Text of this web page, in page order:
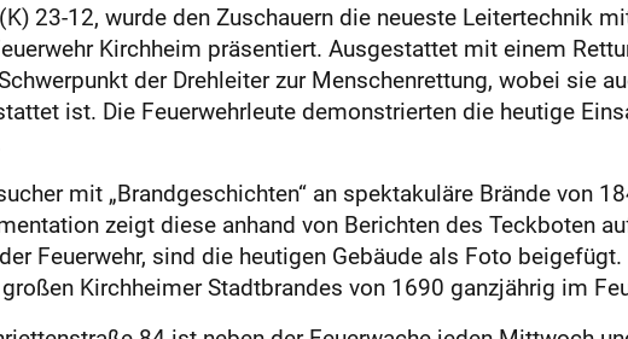
23-12, wurde den Zuschauern die neueste Leitertechnik
Kirchheim präsentiert. Ausgestattet mit einem
der Drehleiter zur Menschenrettung, wobei sie
ist. Die Feuerwehrleute demonstrierten die heutige
mit „Brandgeschichten“ an spektakuläre Brände von
zeigt diese anhand von Berichten des Teckboten
Feuerwehr, sind die heutigen Gebäude als Foto
Kirchheimer Stadtbrandes von 1690 ganzjährig im